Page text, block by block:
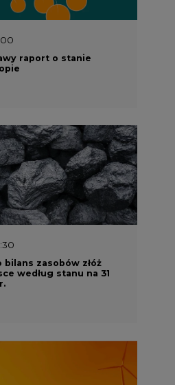
raport o stanie
bilans zasobów złóż
według stanu na 31